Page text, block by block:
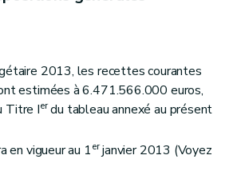
Dispositions finales
2013, les recettes courantes
estimées à 6.471.566.000 euros,
Titre Ierdu tableau annexé au présent
en vigueur au 1erjanvier 2013 (Voyez